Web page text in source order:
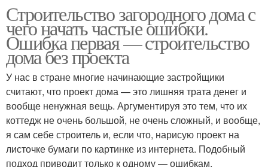
Строительство загородного дома с
чего начать частые ошибки.
Ошибка первая — строительство
дома без проекта
У нас в стране многие начинающие застройщики
считают, что проект дома — это лишняя трата денег и
вообще ненужная вещь. Аргументируя это тем, что их
коттедж не очень большой, не очень сложный, и вообще,
я сам себе строитель и, если что, нарисую проект на
листочке бумаги по картинке из интернета. Подобный
подход приводит только к одному — ошибкам,